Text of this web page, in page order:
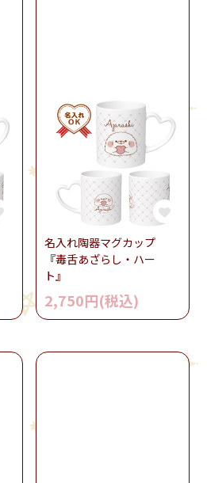
名入れ陶器マグカップ
『毒舌あざらし・ハー
ト』
2,750円(税込)